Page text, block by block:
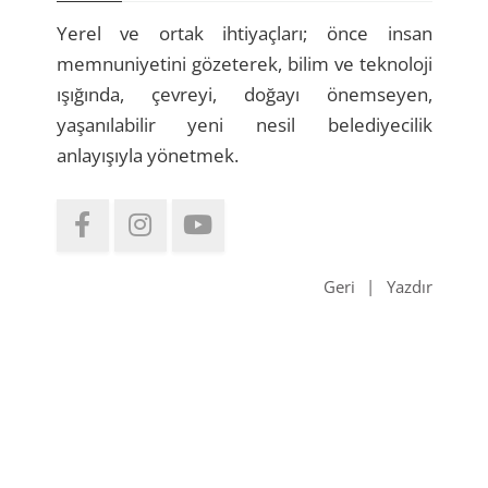
Yerel ve ortak ihtiyaçları; önce insan
memnuniyetini gözeterek, bilim ve teknoloji
ışığında, çevreyi, doğayı önemseyen,
yaşanılabilir yeni nesil belediyecilik
anlayışıyla yönetmek.
Geri Yazdır